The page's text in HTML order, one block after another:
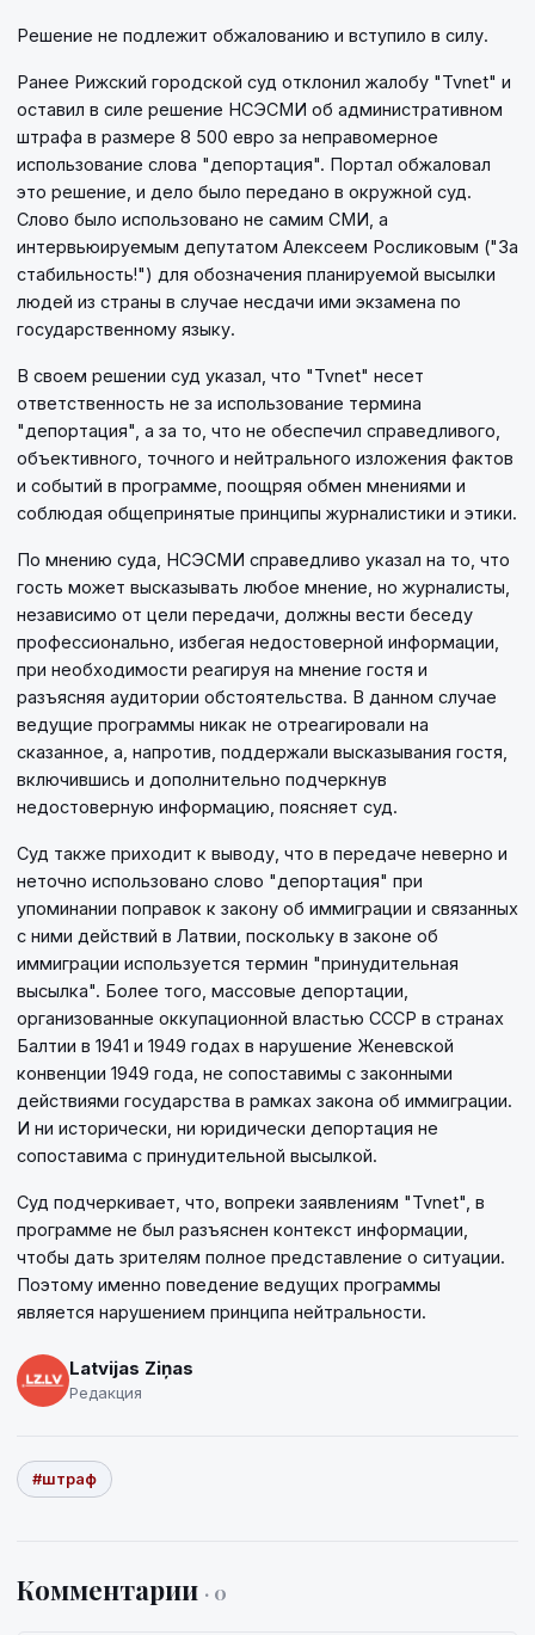
Решение не подлежит обжалованию и вступило в силу.
Ранее Рижский городской суд отклонил жалобу "Tvnet" и
оставил в силе решение НСЭСМИ об административном
штрафа в размере 8 500 евро за неправомерное
использование слова "депортация". Портал обжаловал
это решение, и дело было передано в окружной суд.
Слово было использовано не самим СМИ, а
интервьюируемым депутатом Алексеем Росликовым ("За
стабильность!") для обозначения планируемой высылки
людей из страны в случае несдачи ими экзамена по
государственному языку.
В своем решении суд указал, что "Tvnet" несет
ответственность не за использование термина
"депортация", а за то, что не обеспечил справедливого,
объективного, точного и нейтрального изложения фактов
и событий в программе, поощряя обмен мнениями и
соблюдая общепринятые принципы журналистики и этики.
По мнению суда, НСЭСМИ справедливо указал на то, что
гость может высказывать любое мнение, но журналисты,
независимо от цели передачи, должны вести беседу
профессионально, избегая недостоверной информации,
при необходимости реагируя на мнение гостя и
разъясняя аудитории обстоятельства. В данном случае
ведущие программы никак не отреагировали на
сказанное, а, напротив, поддержали высказывания гостя,
включившись и дополнительно подчеркнув
недостоверную информацию, поясняет суд.
Суд также приходит к выводу, что в передаче неверно и
неточно использовано слово "депортация" при
упоминании поправок к закону об иммиграции и связанных
с ними действий в Латвии, поскольку в законе об
иммиграции используется термин "принудительная
высылка". Более того, массовые депортации,
организованные оккупационной властью СССР в странах
Балтии в 1941 и 1949 годах в нарушение Женевской
конвенции 1949 года, не сопоставимы с законными
действиями государства в рамках закона об иммиграции.
И ни исторически, ни юридически депортация не
сопоставима с принудительной высылкой.
Суд подчеркивает, что, вопреки заявлениям "Tvnet", в
программе не был разъяснен контекст информации,
чтобы дать зрителям полное представление о ситуации.
Поэтому именно поведение ведущих программы
является нарушением принципа нейтральности.
Latvijas Ziņas
Редакция
#штраф
Комментарии · 0